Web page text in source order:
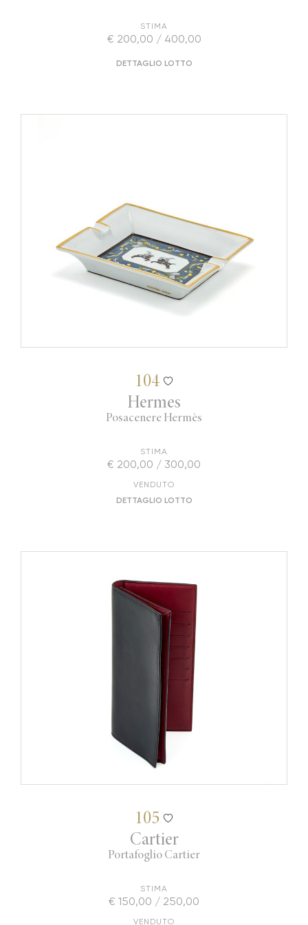
STIMA
€ 200,00 / 400,00
DETTAGLIO LOTTO
104
Hermes
Posacenere Hermès
STIMA
€ 200,00 / 300,00
VENDUTO
DETTAGLIO LOTTO
105
Cartier
Portafoglio Cartier
STIMA
€ 150,00 / 250,00
VENDUTO